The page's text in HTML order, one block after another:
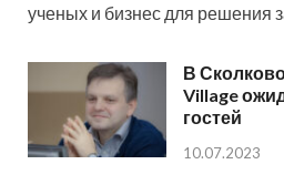
ученых и бизнес для решения
В
Village
гостей
10.07.2023